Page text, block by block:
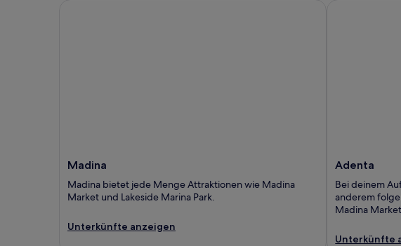
Madina
Madina bietet jede Menge Attraktionen wie Madina
Market und Lakeside Marina Park.
Unterkünfte anzeigen
Adenta
Bei deinem
anderem
Madina
Unterkünfte